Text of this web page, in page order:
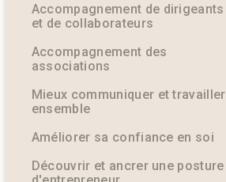
Accompagnement de dirigeants
et de collaborateurs
Accompagnement des
associations
Mieux communiquer et travailler
ensemble
Améliorer sa confiance en soi
Découvrir et ancrer une posture